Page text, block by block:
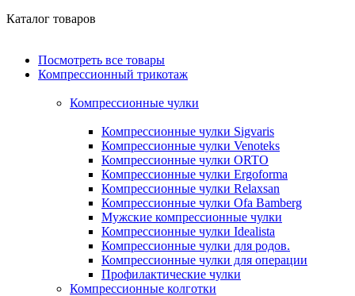
Каталог товаров
Посмотреть все товары
Компрессионный трикотаж
Компрессионные чулки
Компрессионные чулки Sigvaris
Компрессионные чулки Venoteks
Компрессионные чулки ORTO
Компрессионные чулки Ergoforma
Компрессионные чулки Relaxsan
Компрессионные чулки Ofa Bamberg
Мужские компрессионные чулки
Компрессионные чулки Idealista
Компрессионные чулки для родов.
Компрессионные чулки для операции
Профилактические чулки
Компрессионные колготки